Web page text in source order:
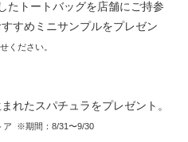
たトートバッグを店舗にご持参
すめミニサンプルをプレゼン
ください。
れたスパチュラをプレゼント。
ア ※期間：8/31〜9/30